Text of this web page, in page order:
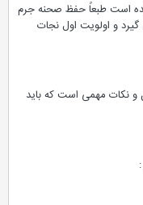
است طبعاً حفظ صحنه جرم
و اولویت اول نجات
نکات مهمی است که باید